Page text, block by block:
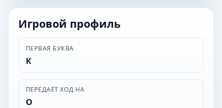
Игровой профиль
ПЕРВАЯ БУКВА
К
ПЕРЕДАЁТ ХОД НА
О